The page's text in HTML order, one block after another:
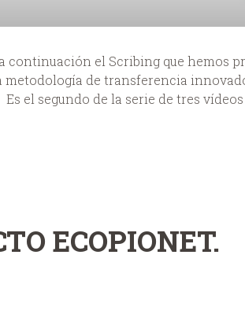
continuación el Scribing que hemos
metodología de transferencia
el segundo de la serie de tres vídeos
ECOPIONET.